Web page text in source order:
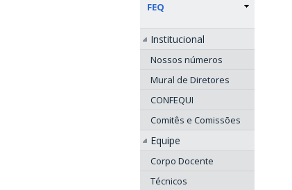
FEQ
Institucional
Nossos números
Mural de Diretores
CONFEQUI
Comitês e Comissões
Equipe
Corpo Docente
Técnicos